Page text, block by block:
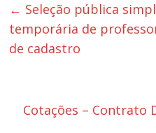
← Seleção pública
temporária de
de cadastro
Cotações – Contrato